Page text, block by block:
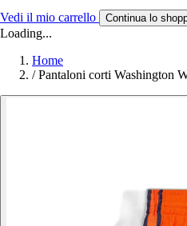
Vedi il mio carrello Continua lo
Loading...
Home
/ Pantaloni corti Washington